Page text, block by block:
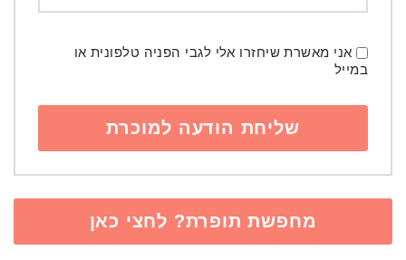
אני מאשרת שיחזרו אלי לגבי הפניה טלפונית או
במייל
מחפשת תופרת? לחצי כאן